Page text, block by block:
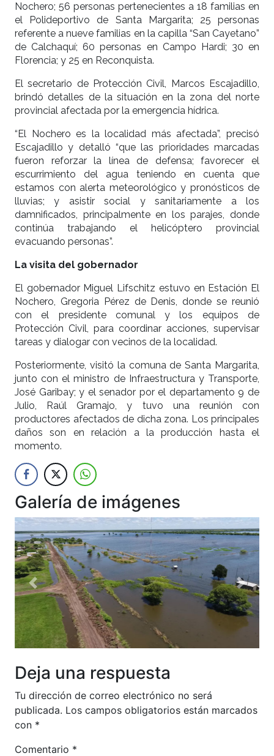
Nochero; 56 personas pertenecientes a 18 familias en
el Polideportivo de Santa Margarita; 25 personas
referente a nueve familias en la capilla “San Cayetano”
de Calchaquí; 60 personas en Campo Hardi; 30 en
Florencia; y 25 en Reconquista.
El secretario de Protección Civil, Marcos Escajadillo,
brindó detalles de la situación en la zona del norte
provincial afectada por la emergencia hídrica.
“El Nochero es la localidad más afectada”, precisó
Escajadillo y detalló “que las prioridades marcadas
fueron reforzar la línea de defensa; favorecer el
escurrimiento del agua teniendo en cuenta que
estamos con alerta meteorológico y pronósticos de
lluvias; y asistir social y sanitariamente a los
damnificados, principalmente en los parajes, donde
continúa trabajando el helicóptero provincial
evacuando personas”.
La visita del gobernador
El gobernador Miguel Lifschitz estuvo en Estación El
Nochero, Gregoria Pérez de Denis, donde se reunió
con el presidente comunal y los equipos de
Protección Civil, para coordinar acciones, supervisar
tareas y dialogar con vecinos de la localidad.
Posteriormente, visitó la comuna de Santa Margarita,
junto con el ministro de Infraestructura y Transporte,
José Garibay; y el senador por el departamento 9 de
Julio, Raúl Gramajo, y tuvo una reunión con
productores afectados de dicha zona. Los principales
daños son en relación a la producción hasta el
momento.
Galería de imágenes
Anterior
Deja una respuesta
Tu dirección de correo electrónico no será
publicada. Los campos obligatorios están marcados
con *
Comentario *